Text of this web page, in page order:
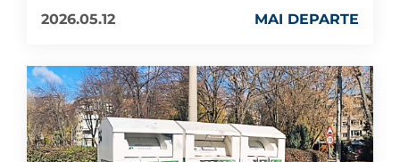
2026.05.12
MAI DEPARTE